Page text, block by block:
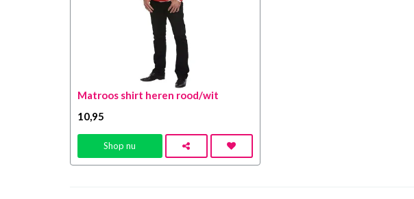
Matroos shirt heren rood/wit
10 ,95
Shop nu